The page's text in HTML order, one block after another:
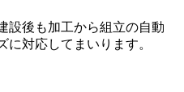
設後も加工から組立の自動
対応してまいります。